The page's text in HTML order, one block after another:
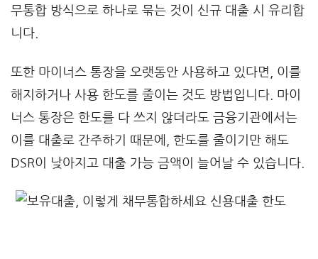
무통합 방식으로 하나로 묶는 것이 신규 대출 시 유리합
니다.
또한 마이너스 통장을 오랫동안 사용하고 있다면, 이를
해지하거나 사용 한도를 줄이는 것도 방법입니다. 마이
너스 통장은 한도를 다 쓰지 않더라도 금융기관에서는
이를 대출로 간주하기 때문에, 한도를 줄이기만 해도
DSR이 낮아지고 대출 가능 금액이 늘어날 수 있습니다.